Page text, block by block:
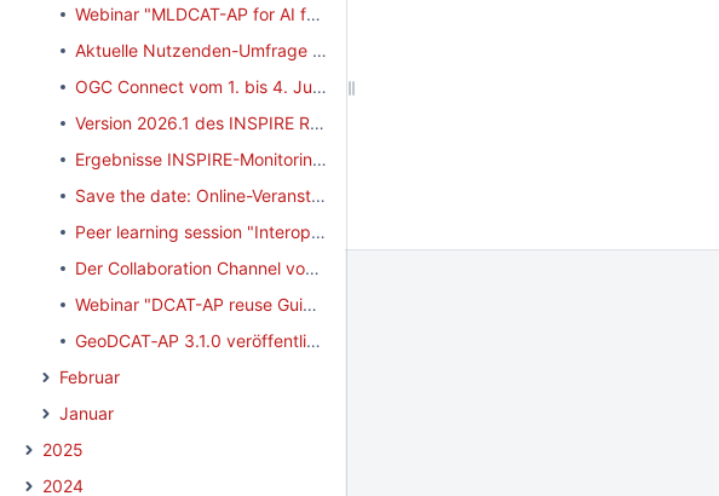
Webinar "MLDCAT-AP for AI factories" am 07.05.2026
Aktuelle Nutzenden-Umfrage zur INSPIRE Registry
OGC Connect vom 1. bis 4. Juni 2026 in Helsinki
Version 2026.1 des INSPIRE Reference Validator veröffentlicht
Ergebnisse INSPIRE-Monitoring 2025 veröffentlicht
Save the date: Online-Veranstaltung "GDI-DE4EU" am 23.04.2026
Peer learning session "Interoperability testing and securing instant communication" am 24.03.2026
Der Collaboration Channel von data.europa.eu: Ein zentraler Austauschraum für Europas Open-Data-Community
Webinar "DCAT-AP reuse Guidelines" am 21.04.2026
GeoDCAT‑AP 3.1.0 veröffentlicht
Februar
Januar
2025
2024